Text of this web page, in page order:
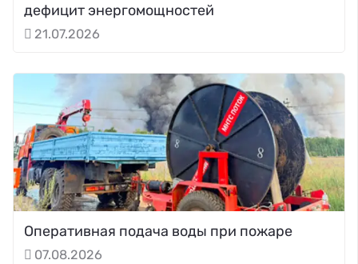
дефицит энергомощностей
21.07.2026
Оперативная подача воды при пожаре
07.08.2026